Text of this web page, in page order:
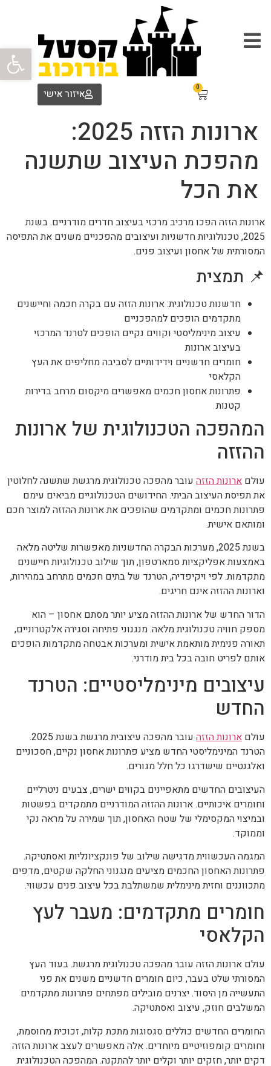
פתח
0
איזור אישי
ארונות הזזה 2025:
מהפכת העיצוב שתשנה
את הכל
ארונות הזזה הפכו מרכיב מרכזי בעיצוב חדרים מודרניים. בשנת
2025, טכנולוגיות חדשניות ועיצובים מהפכניים משנים את התפיסה
המסורתית של אחסון ועיצוב פנים.
📌 תמצית
חדשנות טכנולוגית: ארונות הזזה עם בקרה חכמה וחיישנים
מתקדמים הופכים למהפכניים
עיצוב מינימליסטי וקווים נקיים הופכים לטרנד המרכזי
בעיצוב ארונות
חומרים חדשניים וידידותיים לסביבה מחליפים את העץ
הקלאסי
פתרונות אחסון חכמים מאפשרים מיקסום מרחב בדירות
קטנות
המהפכה הטכנולוגית של ארונות
ההזזה
עולם ארונות הזזה עובר מהפכה טכנולוגית מרגשת שתשנה לחלוטין
את תפיסת העיצוב הביתי. החידושים הטכנולוגיים מביאים עימם
פתרונות חכמים ומתקדמים שהופכים את ארונות ההזזה למוצר חכם
ומותאם אישית.
בשנת 2025, מערכות הבקרה החדשניות מאפשרות שליטה מלאה
באמצעות אפליקציות סמארטפון, תוך שילוב טכנולוגיות חיישנים
מתקדמות. לפי ויקיפדיה, הטרנד של בתים חכמים מתרחב במהירות,
וארונות ההזזה אינם חריגים.
הדור החדש של ארונות ההזזה מציע יותר מסתם אחסון – הוא
מספק חוויה טכנולוגית מלאה. מנגנוני פתיחה וסגירה אלקטרוניים,
תאורה פנימית מותאמת אישית ומערכות אבטחה מתקדמות הופכים
אותם לפריט חובה בכל בית מודרני.
עיצובים מינימליסטיים: הטרנד
החדש
עולם ארונות הזזה
עובר מהפכה עיצובית מרגשת בשנת 2025.
הטרנד המינימליסטי החדש מציע פתרונות אחסון נקיים, חסכוניים
ואלגנטיים שישדרגו כל חלל מגורים.
העיצובים החדשים מתאפיינים בקווים ישרים, צבעים ניטרליים
וחומרים איכותיים. ארונות ההזזה המודרניים מתמקדים בפשטות
ובמיצוי המקסימלי של שטח האחסון, תוך שמירה על מראה נקי
וממוקד.
המגמה העכשווית מדגישה שילוב של פונקציונליות ואסתטיקה.
פתרונות האחסון החכמים מציעים מנגנוני החלקה שקטים, מדפים
מתכווננים וחזית מינימלית שמשתלבת בכל עיצוב פנים עכשווי.
חומרים מתקדמים: מעבר לעץ
הקלאסי
עולם ארונות הזזה עובר מהפכה טכנולוגית מרגשת. בעוד העץ
המסורתי שלט בעבר, כיום חומרים חדשניים משנים את פני
התעשייה מן היסוד. יצרנים מובילים מפתחים פתרונות מתקדמים
המשלבים חוזק, עיצוב ואסתטיקה.
החומרים החדשים כוללים סגסוגות מתכת קלות, זכוכית מחוסמת,
וחומרים קומפוזיטיים מיוחדים. אלה מאפשרים לעצב ארונות הזזה
דקים יותר, חזקים יותר וקלים יותר להתקנה. המהפכה הטכנולוגית